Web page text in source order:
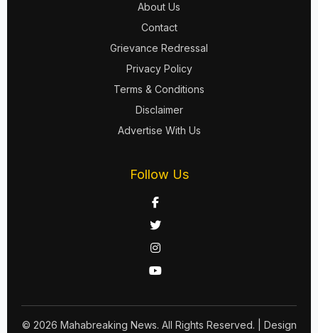
About Us
Contact
Grievance Redressal
Privacy Policy
Terms & Conditions
Disclaimer
Advertise With Us
Follow Us
© 2026 Mahabreaking News. All Rights Reserved. | Design